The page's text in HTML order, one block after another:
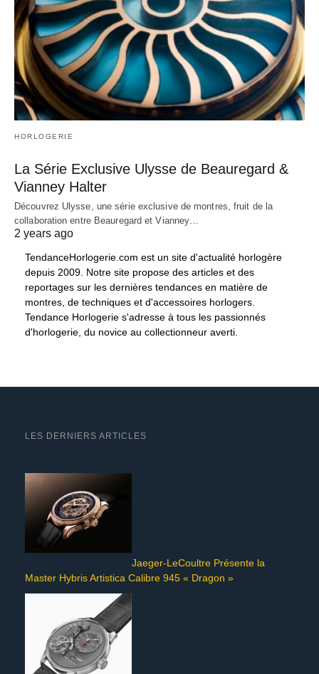
HORLOGERIE
La Série Exclusive Ulysse de Beauregard &
Vianney Halter
Découvrez Ulysse, une série exclusive de montres, fruit de la
collaboration entre Beauregard et Vianney…
2 years ago
TendanceHorlogerie.com est un site d'actualité horlogère
depuis 2009. Notre site propose des articles et des
reportages sur les dernières tendances en matière de
montres, de techniques et d'accessoires horlogers.
Tendance Horlogerie s'adresse à tous les passionnés
d'horlogerie, du novice au collectionneur averti.
LES DERNIERS ARTICLES
Jaeger-LeCoultre Présente la
Master Hybris Artistica Calibre 945 « Dragon »